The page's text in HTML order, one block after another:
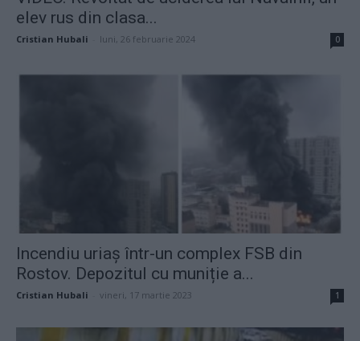
elev rus din clasa...
Cristian Hubali luni, 26 februarie 2024 0
Incendiu uriaș într-un complex FSB din
Rostov. Depozitul cu muniție a...
Cristian Hubali vineri, 17 martie 2023 1